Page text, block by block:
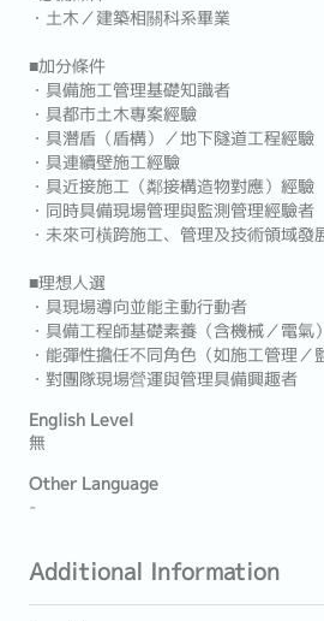
・土木／建築相關科系畢業
■加分條件
・具備施工管理基礎知識者
・具都市土木專案經驗
・具潛盾（盾構）／地下隧道工程經驗
・具連續壁施工經驗
・具近接施工（鄰接構造物對應）經驗
・同時具備現場管理與監測管理經驗者
・未來可橫跨施工、管理及技術領域發
■理想人選
・具現場導向並能主動行動者
・具備工程師基礎素養（含機械／電氣）
・能彈性擔任不同角色（如施工管理／
・對團隊現場營運與管理具備興趣者
English Level
無
Other Language
-
Additional Information